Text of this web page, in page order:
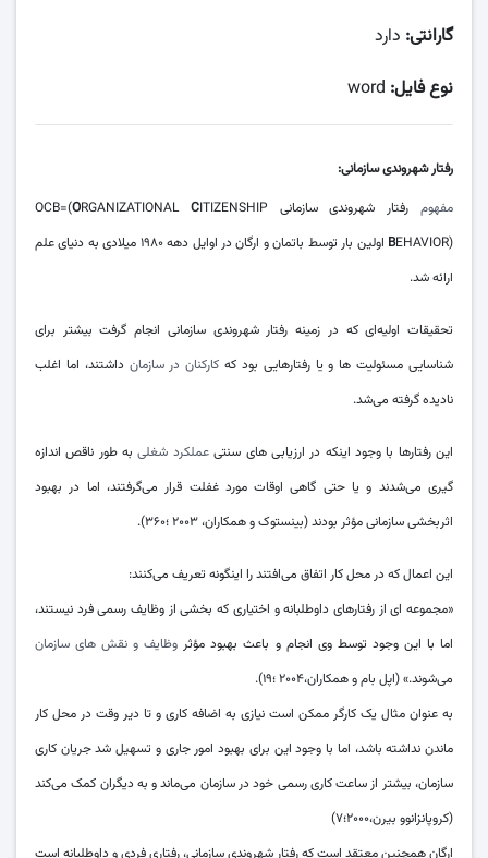
گارانتی: دارد
نوع فایل:
رفتار شهروندی سازمانی:
مفهومرفتار شهروندی سازمانی OCB=( ORGANIZATIONAL CITIZENSHIP
B
EHAVIOR) اولین بار توسط باتمان و ارگان در اوایل دهه‌ ۱۹۸۰ میلادی به دنیای علم
ارائه شد.
تحقیقات اولیه‌ای که در زمینه رفتار شهروندی سازمانی انجام گرفت بیشتر برای
شناسایی مسئولیت ها و یا رفتارهایی بود که کارکنان در سازمان داشتند، اما اغلب
نادیده گرفته می‌‌شد.
این رفتارها با وجود اینکه در ارزیابی های سنتیعملکرد شغلیبه طور ناقص اندازه
گیری می‌‌شدند و یا حتی گاهی اوقات مورد غفلت قرار می‌‌گرفتند، اما در بهبود
اثربخشی سازمانی مؤثر بودند (بینستوک و همکاران، ۲۰۰۳ ؛۳۶۰).
این اعمال که در محل کار اتفاق می‌‌افتند را اینگونه تعریف می‌‌کنند:
«مجموعه ای از رفتارهای داوطلبانه و اختیاری که بخشی از وظایف رسمی فرد نیستند،
اما با این وجود توسط وی انجام و باعث بهبود مؤثر وظایف و نقش های سازمان
می‌‌شوند.» (اپل بام و همکاران،۲۰۰۴ ؛۱۹).
به عنوان مثال یک کارگر ممکن است نیازی به اضافه کاری و تا دیر وقت در محل کار
ماندن نداشته باشد، اما با وجود این برای بهبود امور جاری و تسهیل شد جریان کاری
سازمان، بیشتر از ساعت کاری رسمی خود در سازمان می‌‌ماند و به دیگران کمک می‌‌کند
(کروپانزانوو بیرن،۲۰۰۰؛۷)
ارگان همچنین معتقد است که رفتار شهروندی سازمانی، رفتاری فردی و داوطلبانه است